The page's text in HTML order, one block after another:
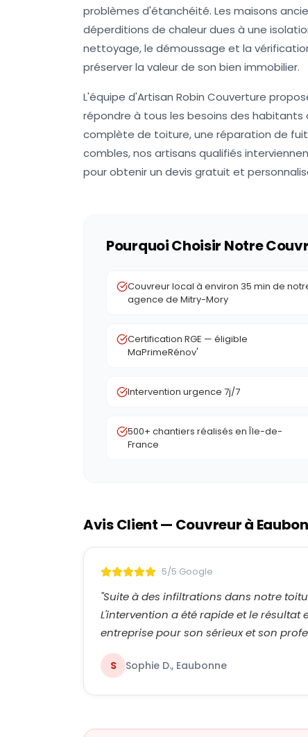
problèmes d'étanchéité. Les maisons
déperditions de chaleur dues à une
nettoyage, le démoussage et la
préserver la valeur de son bien immobilier.
L'équipe d'Artisan Robin Couverture
répondre à tous les besoins des habitants
complète de toiture, une réparation de
combles, nos artisans qualifiés
pour obtenir un devis gratuit et
Pourquoi Choisir Notre
Couvreur local à environ 35 min de
agence de Mitry-Mory
Certification RGE — éligible
MaPrimeRénov'
Intervention urgence 7j/7
500+ chantiers réalisés en Île-de-
France
Avis Client — Couvreur à
5/5 Google
"Suite à des infiltrations dans notre
L'intervention a été rapide et le
entreprise pour son sérieux et son
S Sophie D., Eaubonne